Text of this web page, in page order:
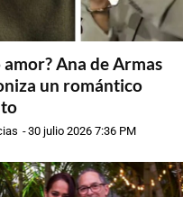
amor? Ana de Armas
un romántico
-30 julio 2026 7:36 PM